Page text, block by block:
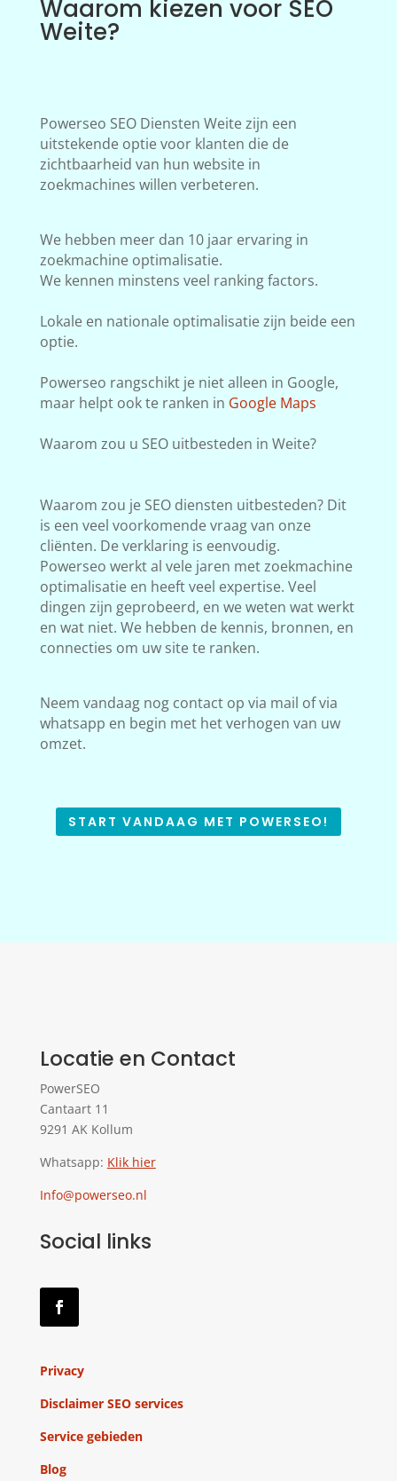
Waarom kiezen voor SEO
Weite?
Powerseo SEO Diensten Weite zijn een
uitstekende optie voor klanten die de
zichtbaarheid van hun website in
zoekmachines willen verbeteren.
We hebben meer dan 10 jaar ervaring in
zoekmachine optimalisatie.
We kennen minstens veel ranking factors.
Lokale en nationale optimalisatie zijn beide een
optie.
Powerseo rangschikt je niet alleen in Google,
maar helpt ook te ranken in Google Maps
Waarom zou u SEO uitbesteden in Weite?
Waarom zou je SEO diensten uitbesteden? Dit
is een veel voorkomende vraag van onze
cliënten. De verklaring is eenvoudig.
Powerseo werkt al vele jaren met zoekmachine
optimalisatie en heeft veel expertise. Veel
dingen zijn geprobeerd, en we weten wat werkt
en wat niet. We hebben de kennis, bronnen, en
connecties om uw site te ranken.
Neem vandaag nog contact op via mail of via
whatsapp en begin met het verhogen van uw
omzet.
START VANDAAG MET POWERSEO!
Locatie en Contact
PowerSEO
Cantaart 11
9291 AK Kollum
Whatsapp: Klik hier
Info@powerseo.nl
Social links
Privacy
Disclaimer SEO services
Service gebieden
Blog